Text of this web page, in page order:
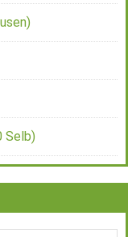
Selb)